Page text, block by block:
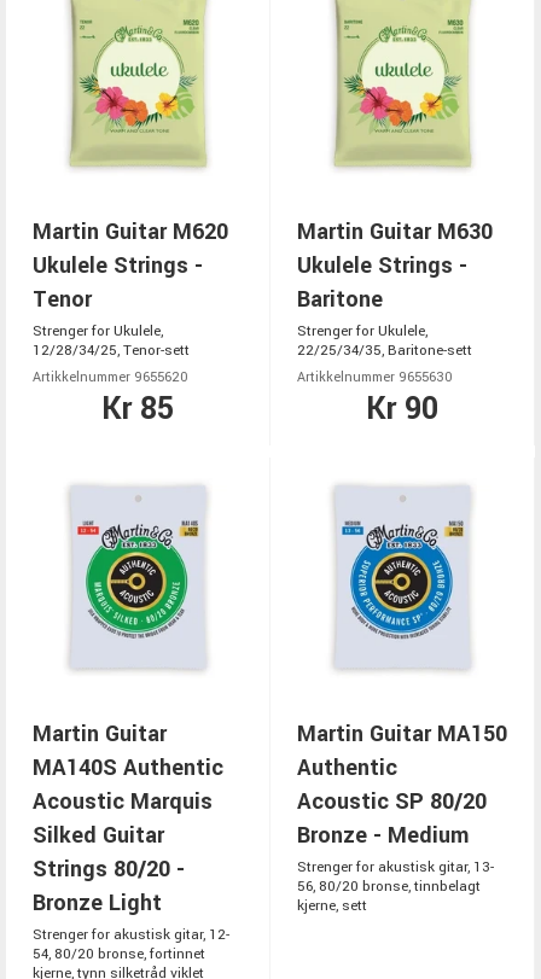
Martin Guitar M620
Ukulele Strings -
Tenor
Strenger for Ukulele,
12/28/34/25, Tenor-sett
Artikkelnummer 9655620
Kr 85
Martin Guitar M630
Ukulele Strings -
Baritone
Strenger for Ukulele,
22/25/34/35, Baritone-sett
Artikkelnummer 9655630
Kr 90
Martin Guitar
MA140S Authentic
Acoustic Marquis
Silked Guitar
Strings 80/20 -
Bronze Light
Strenger for akustisk gitar, 12-
54, 80/20 bronse, fortinnet
kjerne, tynn silketråd viklet
Martin Guitar MA150
Authentic
Acoustic SP 80/20
Bronze - Medium
Strenger for akustisk gitar, 13-
56, 80/20 bronse, tinnbelagt
kjerne, sett